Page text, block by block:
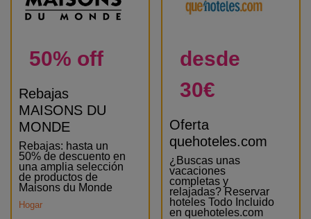
50% off
Rebajas
MAISONS DU
MONDE
Rebajas: hasta un
50% de descuento en
una amplia selección
de productos de
Maisons du Monde
Hogar
desde
30€
Oferta
quehoteles.com
¿Buscas unas
vacaciones
completas y
relajadas? Reservar
hoteles Todo Incluido
en quehoteles.com